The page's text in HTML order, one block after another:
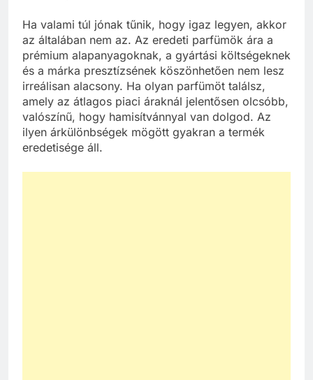
Ha valami túl jónak tűnik, hogy igaz legyen, akkor
az általában nem az. Az eredeti parfümök ára a
prémium alapanyagoknak, a gyártási költségeknek
és a márka presztízsének köszönhetően nem lesz
irreálisan alacsony. Ha olyan parfümöt találsz,
amely az átlagos piaci áraknál jelentősen olcsóbb,
valószínű, hogy hamisítvánnyal van dolgod. Az
ilyen árkülönbségek mögött gyakran a termék
eredetisége áll.